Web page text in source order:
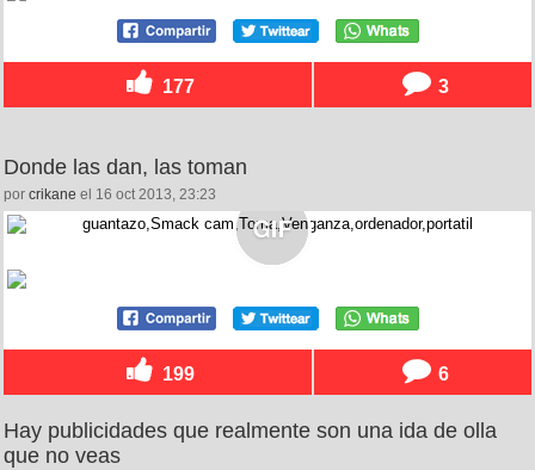
177 3
Donde las dan, las toman
por crikane el 16 oct 2013, 23:23
199 6
Hay publicidades que realmente son una ida de olla
que no veas